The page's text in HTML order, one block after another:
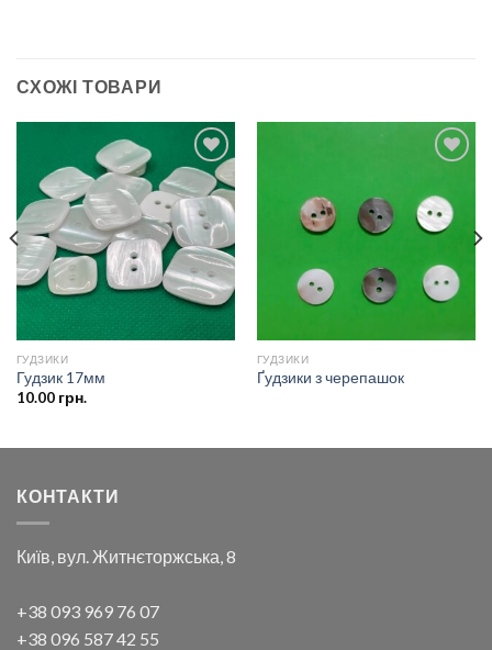
СХОЖІ ТОВАРИ
Додати
до
списку
бажань
ГУДЗИКИ
Гудзик 17мм
10.00грн.
до
списку
бажань
ГУДЗИКИ
Ґудзики з черепашок
КОНТАКТИ
Київ, вул. Житнєторжська, 8
+38 093 969 76 07
+38 096 587 42 55